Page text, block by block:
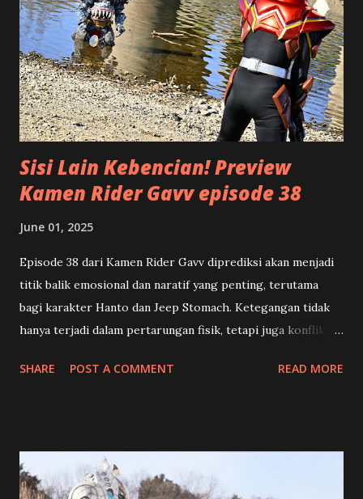
atasnya adalah puncak, makin ke bawah makin lebar. Namun
kalau piramida atau segitiga ini posisinya kita balik, terlihat
bahwa bagian paling atas yang lebar atau luas, terus
mengecil ke bawah menjadi titik runcing. Serupa dengan
bentuk segitiga terbalik tersebut, suatu artikel akan lebih
terstruktur apabila di bagian awal atau ...
Sisi Lain Kebencian! Preview
Kamen Rider Gavv episode 38
June 01, 2025
Episode 38 dari Kamen Rider Gavv diprediksi akan menjadi
titik balik emosional dan naratif yang penting, terutama
bagi karakter Hanto dan Jeep Stomach. Ketegangan tidak
hanya terjadi dalam pertarungan fisik, tetapi juga konflik
karakter utama. 🍡 Toko Manisan dan Kenangan Pahit
Tampaknya ini akan menjadi selingan ringan dari konflik
besar, namun justru menjadi awal dari konfrontasi
SHARE POST A COMMENT READ MORE